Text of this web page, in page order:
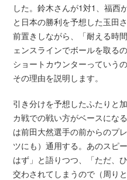
した。鈴木さんが1対1、福西
と日本の勝利を予想した玉田
前置きしながら、「耐える時
ェンスラインでボールを取る
ショートカウンターっていう
その理由を説明します。
引き分けを予想したふたりと
カ戦での戦い方がベースにな
は前田大然選手の前からのプ
ツにも）通用する。あのスピ
はず」と語りつつ、「ただ、
交わされてしまうので（周り